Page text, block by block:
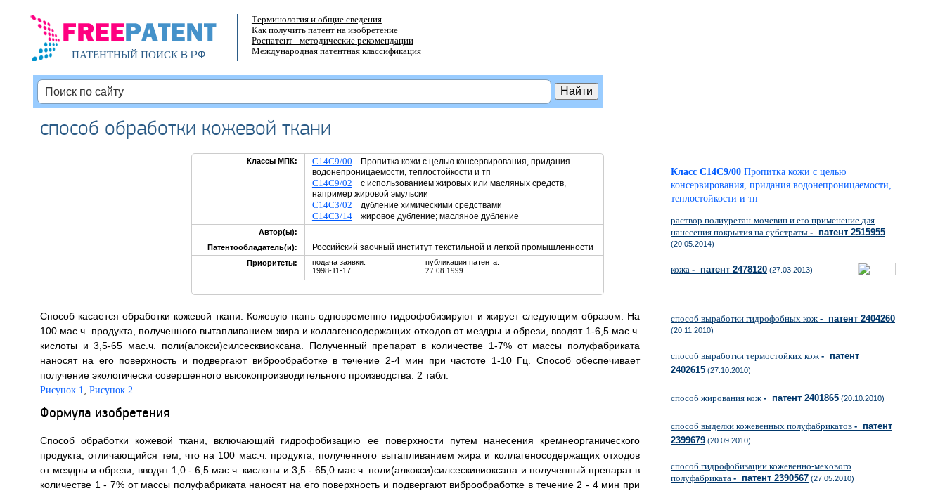
ПАТЕНТНЫЙ ПОИСКВ РФ
Терминология и общие сведения
Как получить патент на изобретение
Роспатент - методические рекомендации
Международная патентная классификация
способ обработки кожевой ткани
Классы МПК: C14C9/00 Пропитка кожи с целью консервирования, придания
водонепроницаемости, теплостойкости и тп
C14C9/02 с использованием жировых или масляных средств,
например жировой эмульсии
C14C3/02 дубление химическими средствами
C14C3/14жировое дубление; масляное дубление
Автор(ы):
Патентообладатель(и):
Российский заочный институт текстильной и легкой промышленности
Приоритеты:
подача заявки:
1998-11-17
публикация патента:
27.08.1999
Способ касается обработки кожевой ткани. Кожевую ткань одновременно гидрофобизируют и жирует следующим образом. На
100 мас.ч. продукта, полученного вытапливанием жира и коллагенсодержащих отходов от мездры и обрези, вводят 1-6,5 мас.ч.
кислоты и 3,5-65 мас.ч. поли(алокси)силсесквиоксана. Полученный препарат в количестве 1-7% от массы полуфабриката
наносят на его поверхность и подвергают виброобработке в течение 2-4 мин при частоте 1-10 Гц. Способ обеспечивает
получение экологически совершенного высокопроизводительного производства. 2 табл.
Рисунок 1 Рисунок 2
Формула изобретения
Способ обработки кожевой ткани, включающий гидрофобизацию ее поверхности путем нанесения кремнеорганического
продукта, отличающийся тем, что на 100 мас.ч. продукта, полученного вытапливанием жира и коллагеносодержащих отходов
от мездры и обрези, вводят 1,0 - 6,5 мас.ч. кислоты и 3,5 - 65,0 мас.ч. поли(алкокси)силсескивиоксана и полученный препарат в
количестве 1 - 7% от массы полуфабриката наносят на его поверхность и подвергают виброобработке в течение 2 - 4 мин при
Класс C14C9/00 Пропитка кожи с целью
консервирования, придания водонепроницаемости,
теплостойкости и тп
раствор полиуретан-мочевин и его применение для
нанесения покрытия на субстраты - патент 2515955
(20.05.2014)
кожа - патент 2478120 (27.03.2013)
способ выработки гидрофобных кож - патент 2404260
(20.11.2010)
способ выработки термостойких кож - патент
2402615 (27.10.2010)
способ жирования кож - патент 2401865 (20.10.2010)
способ выделки кожевенных полуфабрикатов - патент
2399679 (20.09.2010)
способ гидрофобизации кожевенно-мехового
полуфабриката - патент 2390567 (27.05.2010)